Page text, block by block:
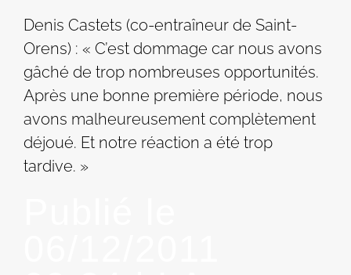
Denis Castets (co-entraîneur de Saint-
Orens) : « C’est dommage car nous avons
gâché de trop nombreuses opportunités.
Après une bonne première période, nous
avons malheureusement complètement
déjoué. Et notre réaction a été trop
tardive. »